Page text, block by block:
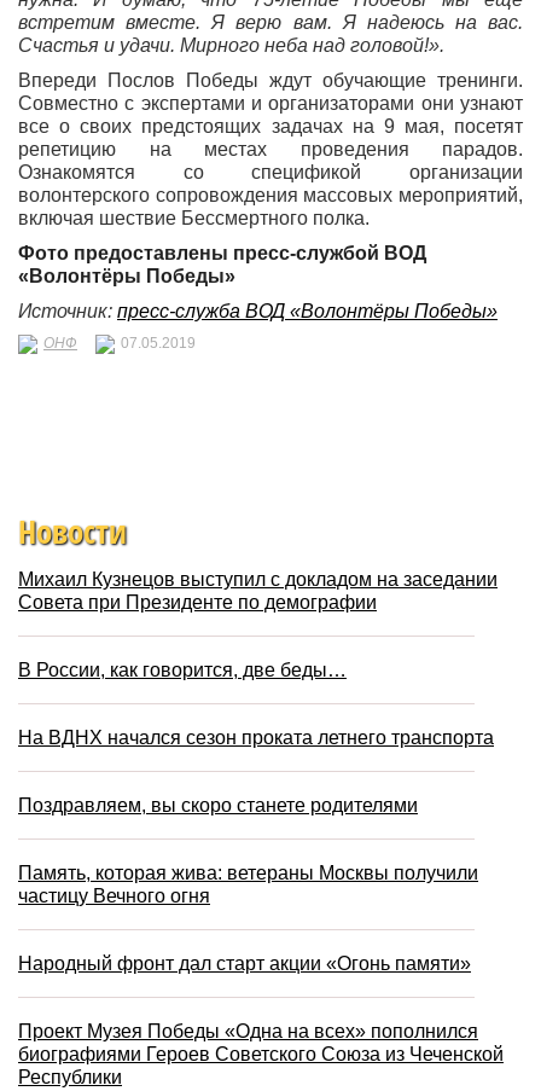
встретим вместе. Я верю вам. Я надеюсь на вас.
Счастья и удачи. Мирного неба над головой!».
Впереди Послов Победы ждут обучающие тренинги.
Совместно с экспертами и организаторами они узнают
все о своих предстоящих задачах на 9 мая, посетят
репетицию на местах проведения парадов.
Ознакомятся со спецификой организации
волонтерского сопровождения массовых мероприятий,
включая шествие Бессмертного полка.
Фото предоставлены пресс-службой ВОД
«Волонтёры Победы»
Источник: пресс-служба ВОД «Волонтёры Победы»
ОНФ 07.05.2019
Новости
Михаил Кузнецов выступил с докладом на заседании
Совета при Президенте по демографии
В России, как говорится, две беды…
На ВДНХ начался сезон проката летнего транспорта
Поздравляем, вы скоро станете родителями
Память, которая жива: ветераны Москвы получили
частицу Вечного огня
Народный фронт дал старт акции «Огонь памяти»
Проект Музея Победы «Одна на всех» пополнился
биографиями Героев Советского Союза из Чеченской
Республики